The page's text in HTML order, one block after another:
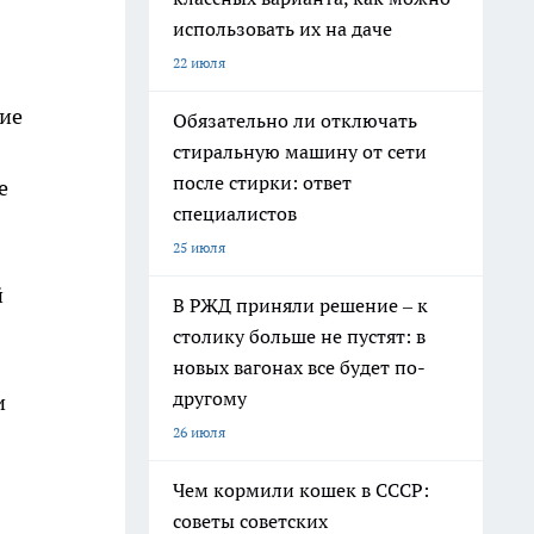
использовать их на даче
22 июля
Обязательно ли отключать
стиральную машину от сети
после стирки: ответ
специалистов
25 июля
В РЖД приняли решение – к
столику больше не пустят: в
новых вагонах все будет по-
другому
26 июля
Чем кормили кошек в СССР:
советы советских